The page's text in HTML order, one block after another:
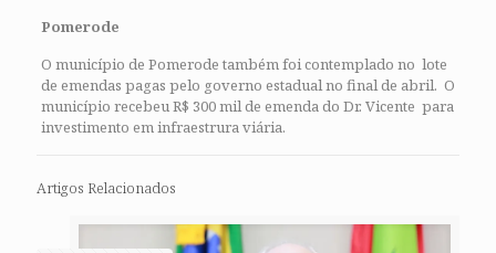
Pomerode
O município de Pomerode também foi contemplado no lote
de emendas pagas pelo governo estadual no final de abril. O
município recebeu R$ 300 mil de emenda do Dr. Vicente para
investimento em infraestrura viária.
Artigos Relacionados